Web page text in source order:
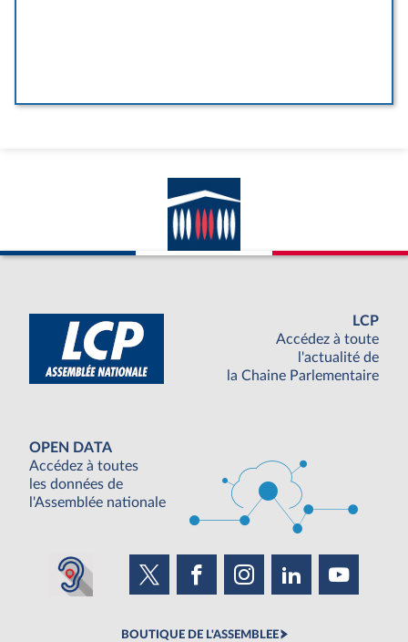
LCP
Accédez à toute
l'actualité de
la Chaine Parlementaire
OPEN DATA
Accédez à toutes
les données de
l'Assemblée nationale
BOUTIQUE DE L'ASSEMBLEE